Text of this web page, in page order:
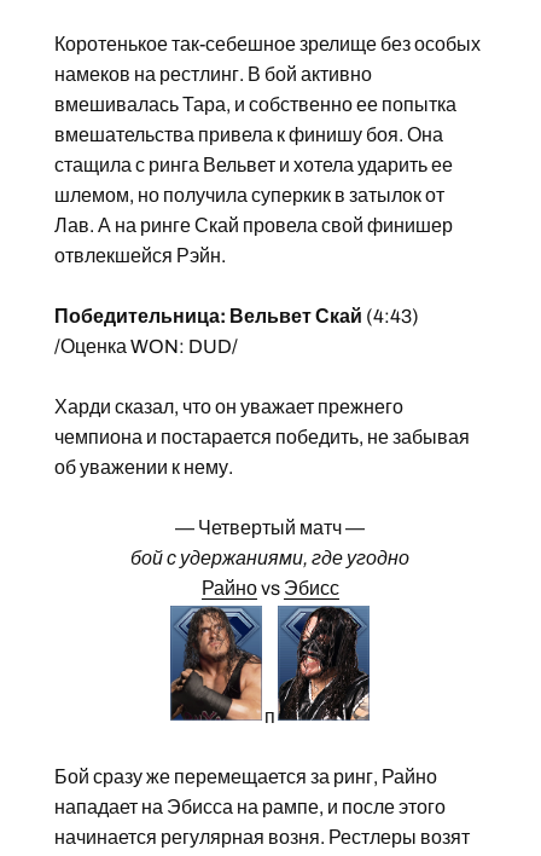
Коротенькое так-себешное зрелище без особых
намеков на рестлинг. В бой активно
вмешивалась Тара, и собственно ее попытка
вмешательства привела к финишу боя. Она
стащила с ринга Вельвет и хотела ударить ее
шлемом, но получила суперкик в затылок от
Лав. А на ринге Скай провела свой финишер
отвлекшейся Рэйн.
Победительница: Вельвет Скай (4:43)
/Оценка WON: DUD/
Харди сказал, что он уважает прежнего
чемпиона и постарается победить, не забывая
об уважении к нему.
— Четвертый матч —
бой с удержаниями, где угодно
Райноvs Эбисс
п
Бой сразу же перемещается за ринг, Райно
нападает на Эбисса на рампе, и после этого
начинается регулярная возня. Рестлеры возят